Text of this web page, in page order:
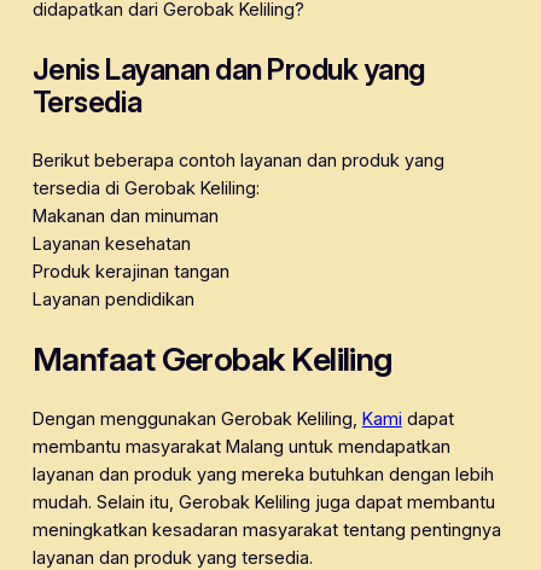
didapatkan dari Gerobak Keliling?
Jenis Layanan dan Produk yang
Tersedia
Berikut beberapa contoh layanan dan produk yang
tersedia di Gerobak Keliling:
Makanan dan minuman
Layanan kesehatan
Produk kerajinan tangan
Layanan pendidikan
Manfaat Gerobak Keliling
Dengan menggunakan Gerobak Keliling, Kami dapat
membantu masyarakat Malang untuk mendapatkan
layanan dan produk yang mereka butuhkan dengan lebih
mudah. Selain itu, Gerobak Keliling juga dapat membantu
meningkatkan kesadaran masyarakat tentang pentingnya
layanan dan produk yang tersedia.